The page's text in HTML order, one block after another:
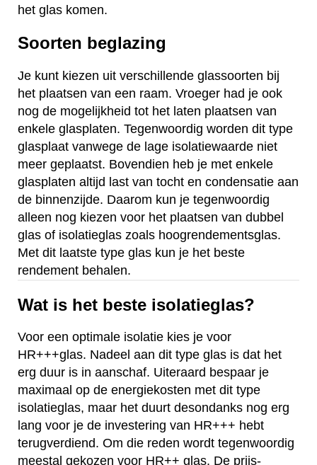
het glas komen.
Soorten beglazing
Je kunt kiezen uit verschillende glassoorten bij
het plaatsen van een raam. Vroeger had je ook
nog de mogelijkheid tot het laten plaatsen van
enkele glasplaten. Tegenwoordig worden dit type
glasplaat vanwege de lage isolatiewaarde niet
meer geplaatst. Bovendien heb je met enkele
glasplaten altijd last van tocht en condensatie aan
de binnenzijde. Daarom kun je tegenwoordig
alleen nog kiezen voor het plaatsen van dubbel
glas of isolatieglas zoals hoogrendementsglas.
Met dit laatste type glas kun je het beste
rendement behalen.
Wat is het beste isolatieglas?
Voor een optimale isolatie kies je voor
HR+++glas. Nadeel aan dit type glas is dat het
erg duur is in aanschaf. Uiteraard bespaar je
maximaal op de energiekosten met dit type
isolatieglas, maar het duurt desondanks nog erg
lang voor je de investering van HR+++ hebt
terugverdiend. Om die reden wordt tegenwoordig
meestal gekozen voor HR++ glas. De prijs-